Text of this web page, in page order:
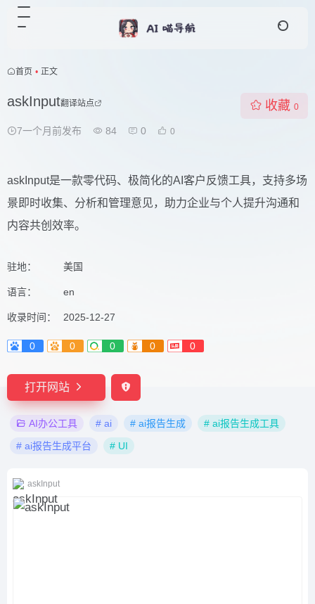
首页 • 正文
askInput翻译站点
7一个月前发布 84 0 0
收藏 0
askInput是一款零代码、极简化的AI客户反馈工具，支持多场
景即时收集、分析和管理意见，助力企业与个人提升沟通和
内容共创效率。
驻地： 美国
语言： en
收录时间： 2025-12-27
0 0 0 0 0
打开网站
AI办公工具 # ai # ai报告生成
# ai报告生成工具
# ai报告生成平台
# UI
askInput